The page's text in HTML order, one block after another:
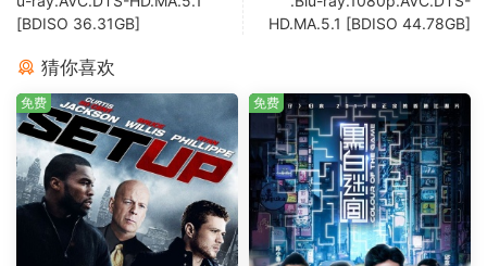
[BDISO 36.31GB]
HD.MA.5.1 [BDISO 44.78GB]
猜你喜欢
免费 免费